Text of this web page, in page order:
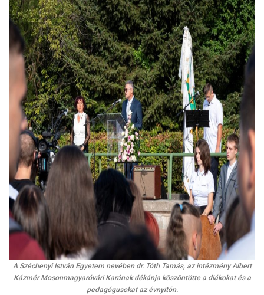
A Széchenyi István Egyetem nevében dr. Tóth Tamás, az intézmény Albert
Kázmér Mosonmagyaróvári Karának dékánja köszöntötte a diákokat és a
pedagógusokat az évnyitón.